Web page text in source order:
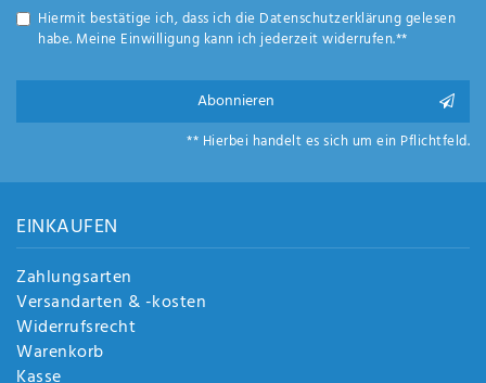
Hiermit bestätige ich, dass ich die Daten­schutz­erklärunggelesen
habe. Meine Einwilligung kann ich jederzeit widerrufen.**
Abonnieren
** Hierbei handelt es sich um ein Pflichtfeld.
EINKAUFEN
Zahlungsarten
Versandarten & -kosten
Widerrufsrecht
Warenkorb